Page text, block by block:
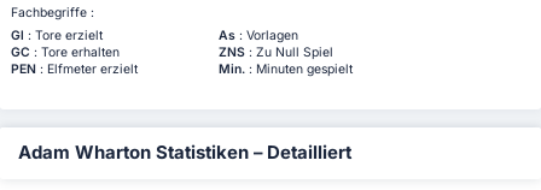
Fachbegriffe :
Gl : Tore erzielt As: Vorlagen
GC : Tore erhalten ZNS: Zu Null Spiel
PEN: Elfmeter erzielt Min.: Minuten gespielt
Adam Wharton Statistiken – Detailliert